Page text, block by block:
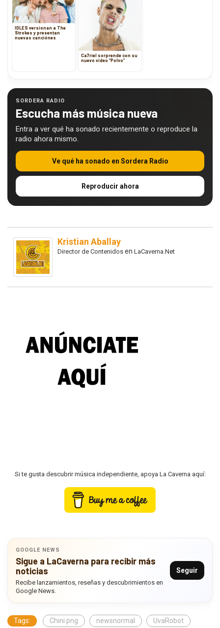
IDLES versionan a The
Strokes y presentan
nuevas canciónes
Ca7riel sorprende con su
nuevo video “Polvo”
SORDERA RADIO
Escucha más música nueva
Entra a ver qué ha sonado recientemente o reproduce la
radio ahora mismo.
Ve qué ha sonado en Sordera Radio
Reproducir ahora
Kristian Aballay
Director de Contenidos en LaCaverna.Net
Si te gusta descubrir música independiente, apoya La Caverna aquí:
GOOGLE NEWS
Sigue a LaCaverna para recibir más
noticias
Recibe lanzamientos, reseñas y descubrimientos en
Google News.
Seguir
Tags: Chini.png newsnormal UvaRobot